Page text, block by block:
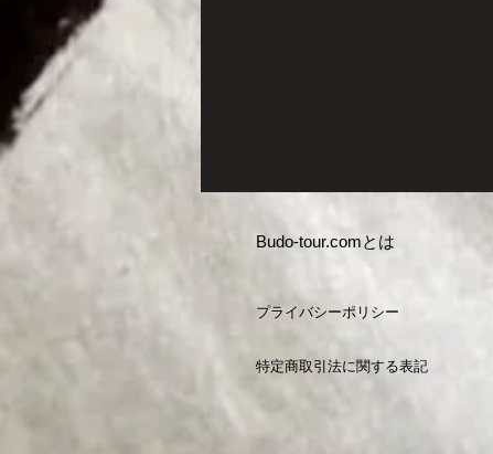
Budo-tour.comとは
プライバシーポリシー
特定商取引法に関する表記